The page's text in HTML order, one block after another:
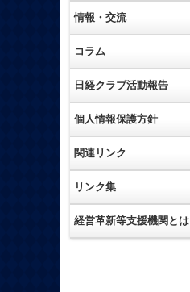
情報・交流
コラム
日経クラブ活動報告
個人情報保護方針
関連リンク
リンク集
経営革新等支援機関とは